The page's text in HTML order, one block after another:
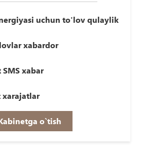
uchun to'lov qulaylik
xabardor
xabar
xarajatlar
o`tish